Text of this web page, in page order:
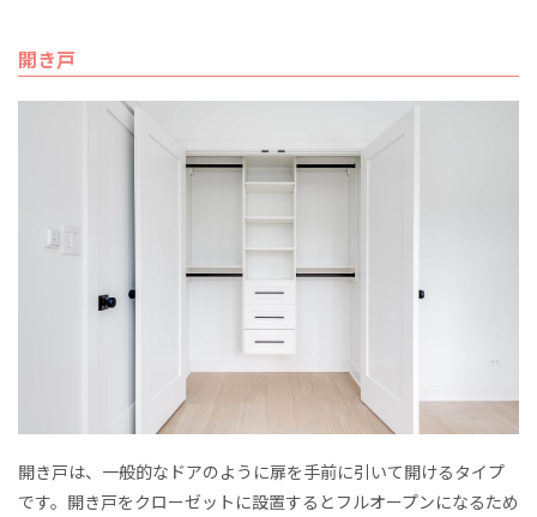
開き戸
開き戸は、一般的なドアのように扉を手前に引いて開けるタイプ
です。開き戸をクローゼットに設置するとフルオープンになるため